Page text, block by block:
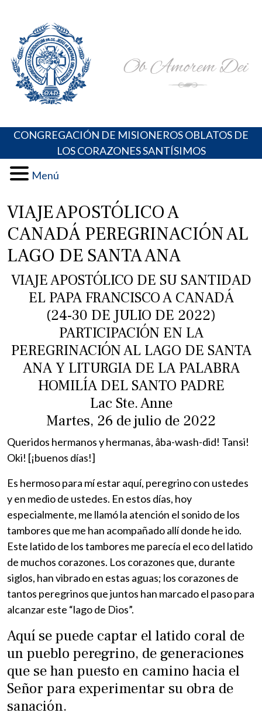
content
Portal de los Padres Oblatos. Advocaciones Marianas,
Oraciones, Música religiosa y más
CONGREGACIÓN DE MISIONEROS OBLATOS DE
LOS CORAZONES SANTÍSIMOS
Menú
VIAJE APOSTÓLICO A
CANADÁ PEREGRINACIÓN AL
LAGO DE SANTA ANA
VIAJE APOSTÓLICO DE SU SANTIDAD
EL PAPA FRANCISCO A CANADÁ
(24-30 DE JULIO DE 2022)
PARTICIPACIÓN EN LA
PEREGRINACIÓN AL LAGO DE SANTA
ANA Y LITURGIA DE LA PALABRA
HOMILÍA DEL SANTO PADRE
Lac Ste. Anne
Martes, 26 de julio de 2022
Queridos hermanos y hermanas, âba-wash-did! Tansi!
Oki! [¡buenos días!]
Es hermoso para mí estar aquí, peregrino con ustedes
y en medio de ustedes. En estos días, hoy
especialmente, me llamó la atención el sonido de los
tambores que me han acompañado allí donde he ido.
Este latido de los tambores me parecía el eco del latido
de muchos corazones. Los corazones que, durante
siglos, han vibrado en estas aguas; los corazones de
tantos peregrinos que juntos han marcado el paso para
alcanzar este “lago de Dios”.
Aquí se puede captar el latido coral de
un pueblo peregrino, de generaciones
que se han puesto en camino hacia el
Señor para experimentar su obra de
sanación.